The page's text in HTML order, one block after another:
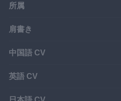
所属
肩書き
中国語 CV
英語 CV